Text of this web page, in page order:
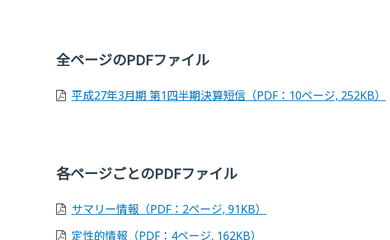
全ページのPDFファイル
平成27年3月期 第1四半期決算短信 （PDF：10ページ, 252KB）
各ページごとのPDFファイル
サマリー情報 （PDF：2ページ, 91KB）
定性的情報 （PDF：4ページ, 162KB）